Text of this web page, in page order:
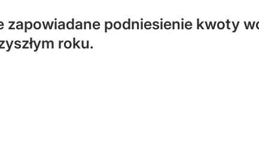
zapowiadane podniesienie kwoty
roku.